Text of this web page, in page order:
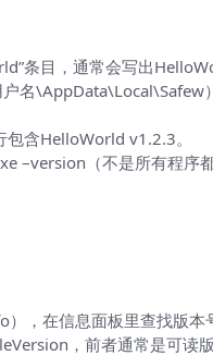
条目，通常会写出
名
含HelloWorld v1.2.3。
–version（不是所有程序都
，在信息面板里查找版本
，前者通常是可读版